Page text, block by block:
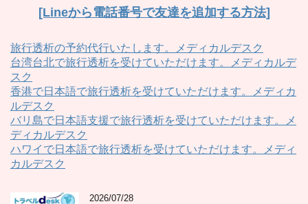
[Lineから電話番号で友達を追加する方法]
旅行透析の予約代行いたします。メディカルデスク
台湾台北で旅行透析を受けていただけます。メディカルデ
スク
香港で日本語で旅行透析を受けていただけます。メディカ
ルデスク
バリ島で日本語支援で旅行透析を受けていただけます。メ
ディカルデスク
ハワイで日本語で旅行透析を受けていただけます。メディ
カルデスク
2026/07/28